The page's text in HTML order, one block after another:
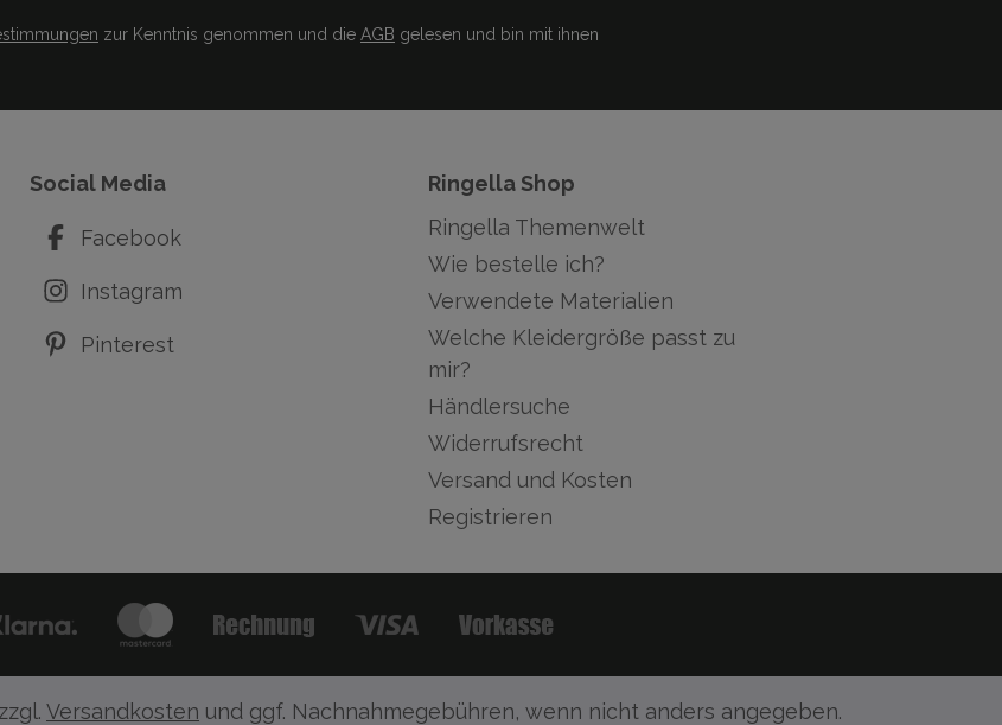
zur Kenntnis genommen und die AGB gelesen und bin mit ihnen
Social Media
Facebook
Instagram
Pinterest
Ringella Shop
Ringella Themenwelt
Wie bestelle ich?
Verwendete Materialien
Welche Kleidergröße passt zu
mir?
Händlersuche
Widerrufsrecht
Versand und Kosten
Registrieren
Versandkosten und ggf. Nachnahmegebühren, wenn nicht anders angegeben.